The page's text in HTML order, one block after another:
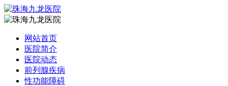
网站首页
医院简介
医院动态
前列腺疾病
性功能障碍